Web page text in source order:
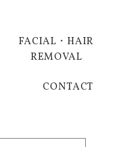
FACIAL・HAIR
REMOVAL
CONTACT